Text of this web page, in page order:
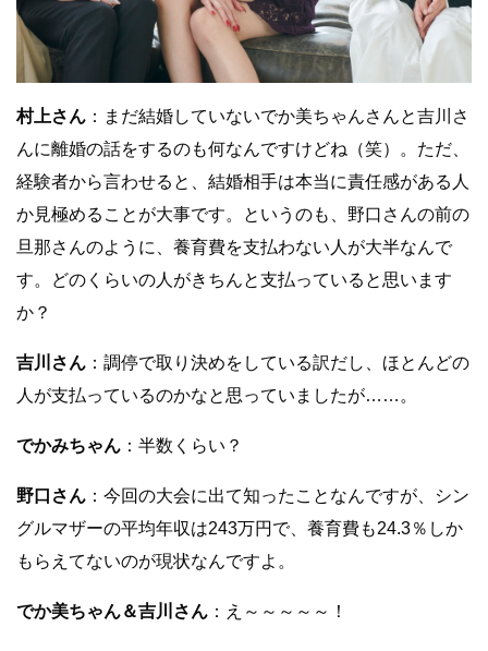
村上さん ：まだ結婚していないでか美ちゃんさんと吉川さ
んに離婚の話をするのも何なんですけどね（笑）。ただ、
経験者から言わせると、結婚相手は本当に責任感がある人
か見極めることが大事です。というのも、野口さんの前の
旦那さんのように、養育費を支払わない人が大半なんで
す。どのくらいの人がきちんと支払っていると思います
か？
吉川さん ：調停で取り決めをしている訳だし、ほとんどの
人が支払っているのかなと思っていましたが……。
でかみちゃん ：半数くらい？
野口さん ：今回の大会に出て知ったことなんですが、シン
グルマザーの平均年収は243万円で、養育費も24.3％しか
もらえてないのが現状なんですよ。
でか美ちゃん＆吉川さん ：え～～～～～！